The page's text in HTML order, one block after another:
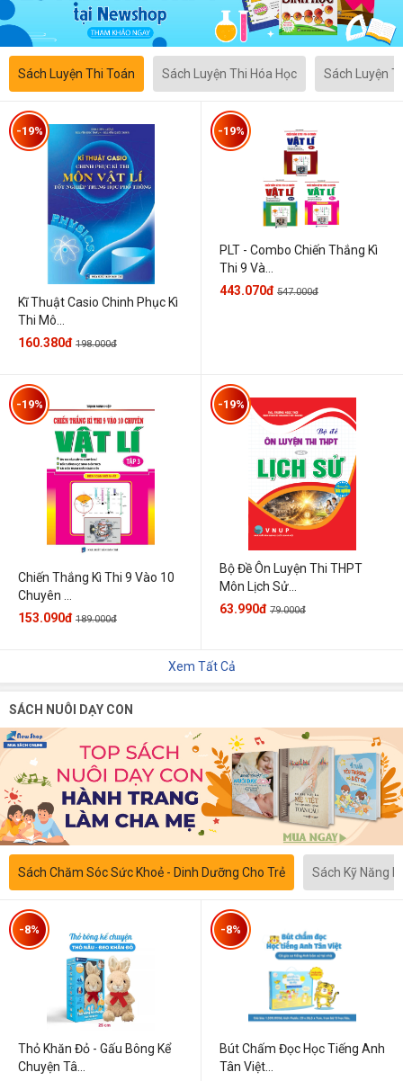
Sách Luyện Thi Toán Sách Luyện Thi Hóa Học Sách Luyện
Kĩ Thuật Casio Chinh Phục Kì
Thi Mô...
-19%
160.380đ 198.000đ
PLT - Combo Chiến Thắng Kì
Thi 9 Và...
-19%
443.070đ 547.000đ
Chiến Thắng Kì Thi 9 Vào 10
Chuyên ...
-19%
153.090đ 189.000đ
Bộ Đề Ôn Luyện Thi THPT
Môn Lịch Sử...
-19%
63.990đ 79.000đ
Xem Tất Cả
SÁCH NUÔI DẠY CON
Sách Chăm Sóc Sức Khoẻ - Dinh Dưỡng Cho Trẻ Sách Kỹ Năng
Thỏ Khăn Đỏ - Gấu Bông Kể
Chuyện Tâ...
-8%
Bút Chấm Đọc Học Tiếng Anh
Tân Việt...
-8%